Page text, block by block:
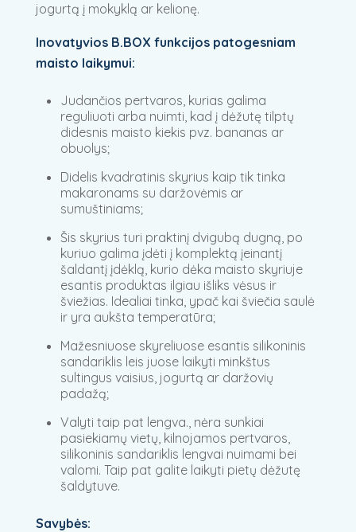
jogurtą į mokyklą ar kelionę.
Inovatyvios B.BOX funkcijos patogesniam
maisto laikymui:
Judančios pertvaros, kurias galima
reguliuoti arba nuimti, kad į dėžutę tilptų
didesnis maisto kiekis pvz. bananas ar
obuolys;
Didelis kvadratinis skyrius kaip tik tinka
makaronams su daržovėmis ar
sumuštiniams;
Šis skyrius turi praktinį dvigubą dugną, po
kuriuo galima įdėti į komplektą įeinantį
šaldantį įdėklą, kurio dėka maisto skyriuje
esantis produktas ilgiau išliks vėsus ir
šviežias. Idealiai tinka, ypač kai šviečia saulė
ir yra aukšta temperatūra;
Mažesniuose skyreliuose esantis silikoninis
sandariklis leis juose laikyti minkštus
sultingus vaisius, jogurtą ar daržovių
padažą;
Valyti taip pat lengva., nėra sunkiai
pasiekiamų vietų, kilnojamos pertvaros,
silikoninis sandariklis lengvai nuimami bei
valomi. Taip pat galite laikyti pietų dėžutę
šaldytuve.
Savybės: